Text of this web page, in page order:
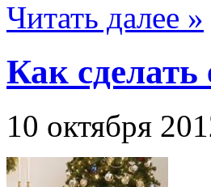
Читать далее »
Как
10 октября